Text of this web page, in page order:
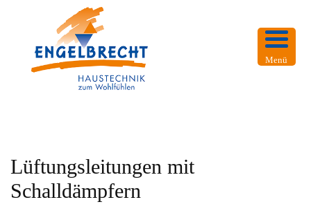
Lüftungsleitungen mit
Schalldämpfern
Menü